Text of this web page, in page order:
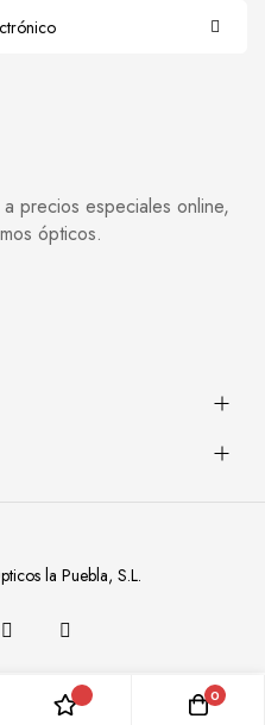
a precios especiales online,
ópticos.
la Puebla, S.L.
0